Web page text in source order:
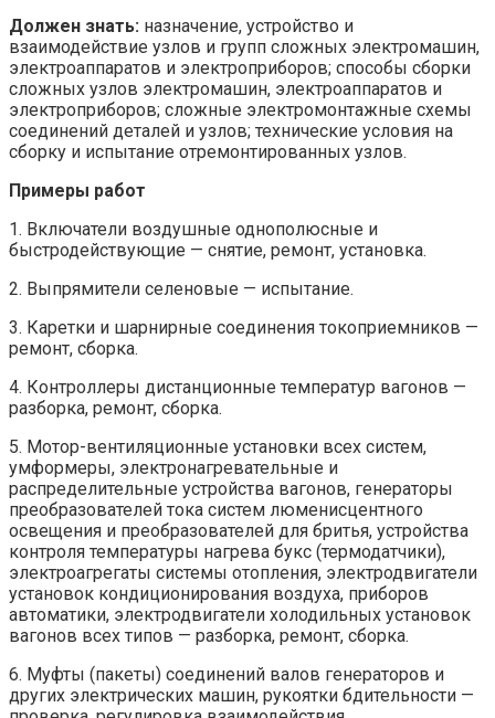
Должен знать: назначение, устройство и
взаимодействие узлов и групп сложных электромашин,
электроаппаратов и электроприборов; способы сборки
сложных узлов электромашин, электроаппаратов и
электроприборов; сложные электромонтажные схемы
соединений деталей и узлов; технические условия на
сборку и испытание отремонтированных узлов.
Примеры работ
1. Включатели воздушные однополюсные и
быстродействующие — снятие, ремонт, установка.
2. Выпрямители селеновые — испытание.
3. Каретки и шарнирные соединения токоприемников —
ремонт, сборка.
4. Контроллеры дистанционные температур вагонов —
разборка, ремонт, сборка.
5. Мотор-вентиляционные установки всех систем,
умформеры, электронагревательные и
распределительные устройства вагонов, генераторы
преобразователей тока систем люменисцентного
освещения и преобразователей для бритья, устройства
контроля температуры нагрева букс (термодатчики),
электроагрегаты системы отопления, электродвигатели
установок кондиционирования воздуха, приборов
автоматики, электродвигатели холодильных установок
вагонов всех типов — разборка, ремонт, сборка.
6. Муфты (пакеты) соединений валов генераторов и
других электрических машин, рукоятки бдительности —